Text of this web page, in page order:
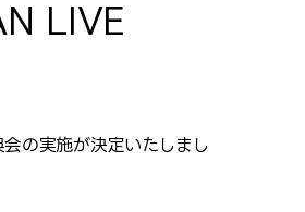
LIVE
の実施が決定いたしまし